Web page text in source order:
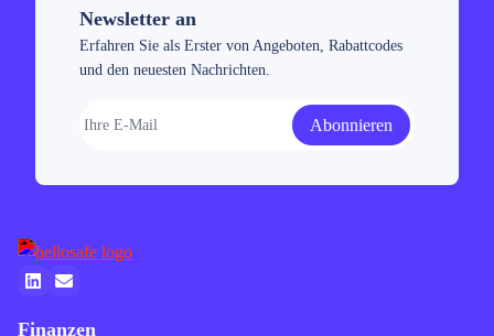
Newsletter an
Erfahren Sie als Erster von Angeboten, Rabattcodes
und den neuesten Nachrichten.
Abonnieren
Finanzen